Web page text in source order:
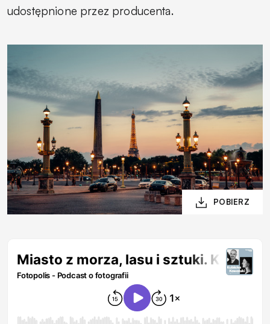
udostępnione przez producenta.